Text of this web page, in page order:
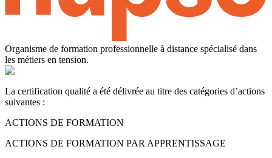
Organisme de formation professionnelle à distance spécialisé dans
les métiers en tension.
La certification qualité a été délivrée au titre des catégories d’actions
suivantes :
ACTIONS DE FORMATION
ACTIONS DE FORMATION PAR APPRENTISSAGE